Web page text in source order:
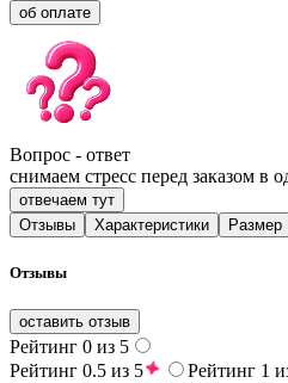
об оплате
Вопрос - ответ
снимаем стресс перед заказом в
отвечаем тут
Отзывы
Характеристики Размер
Отзывы
оставить отзыв
Рейтинг 0 из 5
Рейтинг 0.5 из 5
Рейтинг 1